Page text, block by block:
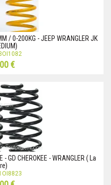
/ 0-200KG - JEEP WRANGLER JK
€
- GD CHEROKEE - WRANGLER ( La